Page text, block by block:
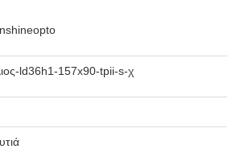
ld36h1-157x90-tpii-s-χ